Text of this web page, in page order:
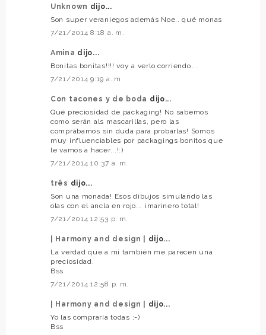
Unknown dijo...
Son super veraniegos además Noe.. qué monas
7/21/2014 8:18 a. m.
Amina dijo...
Bonitas bonitas!!!! voy a verlo corriendo...
7/21/2014 9:19 a. m.
Con tacones y de boda dijo...
Qué preciosidad de packaging! No sabemos
como serán als mascarillas, pero las
comprábamos sin duda para probarlas! Somos
muy influenciables por packagings bonitos que
le vamos a hacer...!:)
7/21/2014 10:37 a. m.
três dijo...
Son una monada! Esos dibujos simulando las
olas con el ancla en rojo... ¡marinero total!
7/21/2014 12:53 p. m.
| Harmony and design |
dijo...
La verdad que a mi también me parecen una
preciosidad.
Bss
7/21/2014 12:58 p. m.
| Harmony and design |
dijo...
Yo las compraría todas ;-)
Bss